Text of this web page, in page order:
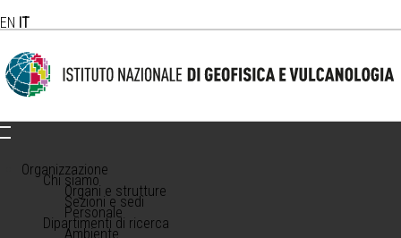
EN IT
Organizzazione
Chi siamo
Organi e strutture
Sezioni e sedi
Personale
Dipartimenti di ricerca
Ambiente